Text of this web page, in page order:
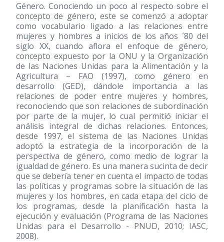
Género. Conociendo un poco al respecto sobre el
concepto de género, este se comenzó a adoptar
como vocabulario ligado a las relaciones entre
mujeres y hombres a inicios de los años ´80 del
siglo XX, cuando aflora el enfoque de género,
concepto expuesto por la ONU y la Organización
de las Naciones Unidas para la Alimentación y la
Agricultura – FAO (1997), como género en
desarrollo (GED), dándole importancia a las
relaciones de poder entre mujeres y hombres,
reconociendo que son relaciones de subordinación
por parte de la mujer, lo cual permitió iniciar el
análisis integral de dichas relaciones. Entonces,
desde 1997, el sistema de las Naciones Unidas
adoptó la estrategia de la incorporación de la
perspectiva de género, como medio de lograr la
igualdad de género. Es una manera sucinta de decir
que se debería tener en cuenta el impacto de todas
las políticas y programas sobre la situación de las
mujeres y los hombres, en cada etapa del ciclo de
los programas, desde la planificación hasta la
ejecución y evaluación (Programa de las Naciones
Unidas para el Desarrollo - PNUD, 2010; IASC,
2008).